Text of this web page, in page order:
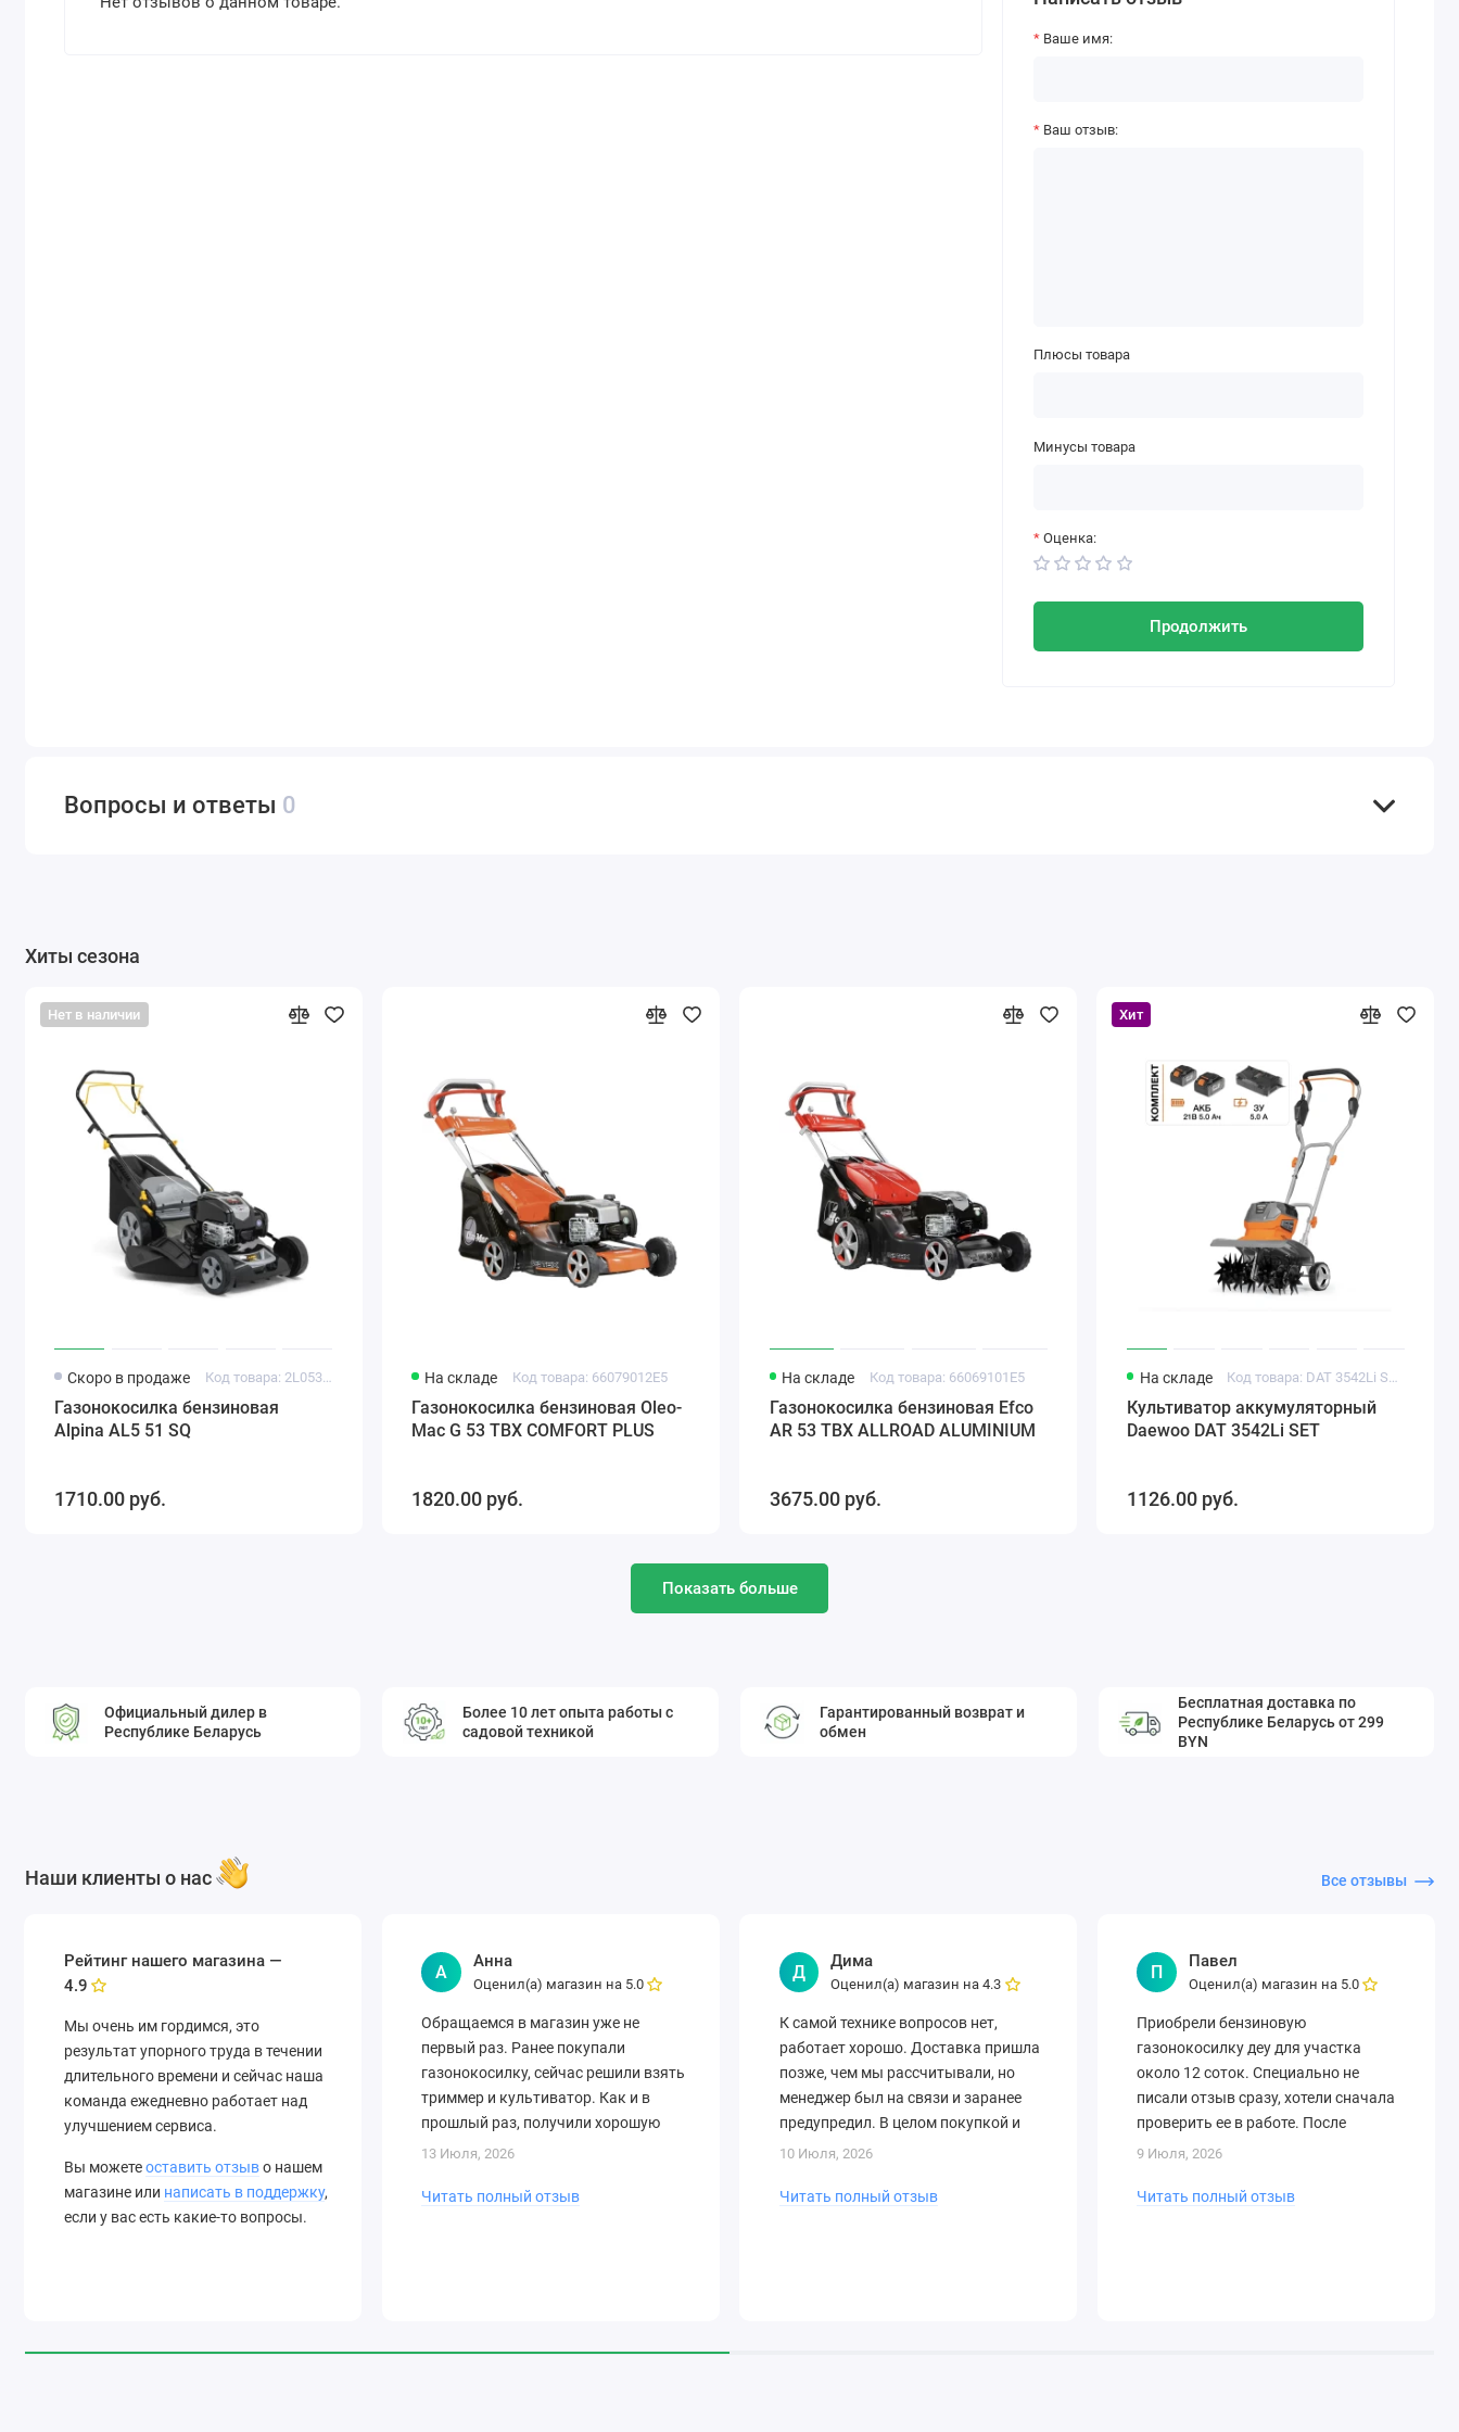
Ваше имя:
Ваш отзыв:
Плюсы товара
Минусы товара
Оценка:
Продолжить
Вопросы и ответы 0
Хиты сезона
Нет в наличии
Скоро в продаже Код товара: 2L0536924/A21
Газонокосилка бензиновая
Alpina AL5 51 SQ
1710.00 pуб.
На складе Код товара: 66079012E5
Газонокосилка бензиновая Oleo-
Mac G 53 TBX COMFORT PLUS
1820.00 pуб.
На складе Код товара: 66069101E5
Газонокосилка бензиновая Efco
AR 53 TBX ALLROAD ALUMINIUM
3675.00 pуб.
Хит
На складе Код товара: DAT 3542Li SET
Культиватор аккумуляторный
Daewoo DAT 3542Li SET
1126.00 pуб.
Показать больше
Официальный дилер в
Республике Беларусь
Более 10 лет опыта работы с
садовой техникой
Гарантированный возврат и
обмен
Бесплатная доставка по
Республике Беларусь от 299
BYN
Наши клиенты о нас Все отзывы
Рейтинг нашего магазина —
4.9
Мы очень им гордимся, это
результат упорного труда в течении
длительного времени и сейчас наша
команда ежедневно работает над
улучшением сервиса.
Вы можетеоставить отзыво нашем
магазине или написать в поддержку,
если у вас есть какие-то вопросы.
А
Анна
Оценил(а) магазин на 5.0
Обращаемся в магазин уже не
первый раз. Ранее покупали
газонокосилку, сейчас решили взять
триммер и культиватор. Как и в
прошлый раз, получили хорошую
консультацию и быструю доставку.
13 Июля, 2026
Читать полный отзыв
Д
Дима
Оценил(а) магазин на4.3
К самой технике вопросов нет,
работает хорошо. Доставка пришла
позже, чем мы рассчитывали, но
менеджер был на связи и заранее
предупредил. В целом покупкой и
обслуживанием остались
10 Июля, 2026
Читать полный отзыв
П
Павел
Оценил(а) магазин на 5.0
Приобрели бензиновую
газонокосилку деу для участка
около 12 соток. Специально не
писали отзыв сразу, хотели сначала
проверить ее в работе. После
нескольких покосов впечатления
9 Июля, 2026
Читать полный отзыв